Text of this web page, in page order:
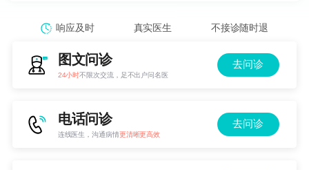
响应及时 真实医生 不接诊随时退
图文问诊
24小时不限次交流，足不出户问名医
去问诊
电话问诊
连线医生，沟通病情更清晰更高效
去问诊